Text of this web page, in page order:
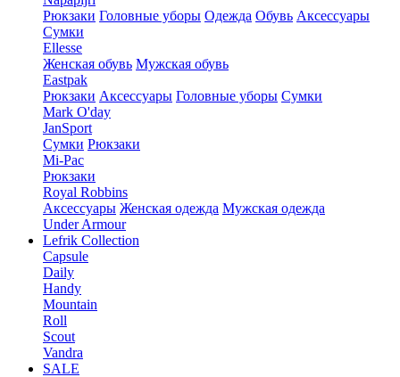
Рюкзаки Головные уборы Одежда Обувь Аксессуары
Сумки
Ellesse
Женская обувь Мужская обувь
Eastpak
Рюкзаки Аксессуары Головные уборы Сумки
Mark O'day
JanSport
Сумки Рюкзаки
Mi-Pac
Рюкзаки
Royal Robbins
Аксессуары Женская одежда Мужская одежда
Under Armour
Lefrik Collection
Capsule
Daily
Handy
Mountain
Roll
Scout
Vandra
SALE